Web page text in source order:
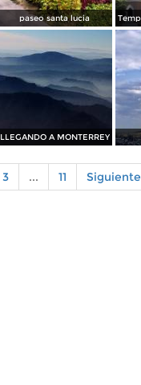
paseo santa lucia
LLEGANDO A MONTERREY
3 ... 11 Siguiente